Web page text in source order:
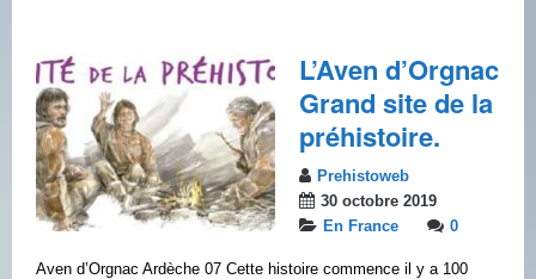
L’Aven d’Orgnac
Grand site de la
préhistoire.
Prehistoweb
30 octobre 2019
En France
0
Aven d’Orgnac Ardèche 07 Cette histoire commence il y a 100